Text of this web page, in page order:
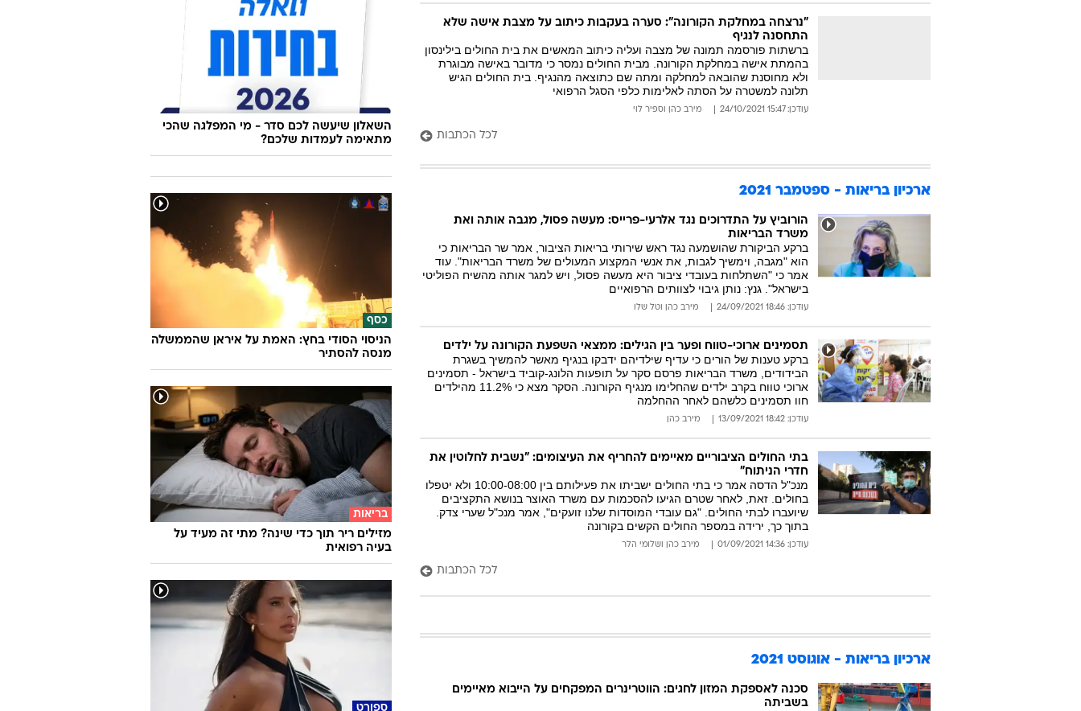
"נרצחה במחלקת הקורונה": סערה בעקבות כיתוב על מצבת אישה שלא
התחסנה לנגיף
ברשתות פורסמה תמונה של מצבה ועליה כיתוב המאשים את בית החולים בילינסון
בהמתת אישה במחלקת הקורונה. מבית החולים נמסר כי מדובר באישה מבוגרת
ולא מחוסנת שהובאה למחלקה ומתה שם כתוצאה מהנגיף. בית החולים הגיש
תלונה למשטרה על הסתה לאלימות כלפי הסגל הרפואי
עודכן: 15:47 24/10/2021 מירב כהן ספיר לוי
לכל הכתבות
ארכיון בריאות - ספטמבר 2021
הורוביץ על התדרוכים נגד אלרעי-פרייס: מעשה פסול, מגבה אותה ואת
משרד הבריאות
ברקע הביקורת שהושמעה נגד ראש שירותי בריאות הציבור, אמר שר הבריאות כי
הוא "מגבה, וימשיך לגבות, את אנשי המקצוע המעולים של משרד הבריאות". עוד
אמר כי "השתלחות בעובדי ציבור היא מעשה פסול, ויש למגר אותה מהשיח הפוליטי
בישראל". גנץ: נותן גיבוי לצוותים הרפואיים
עודכן: 18:46 24/09/2021 מירב כהן טל שלו
תסמינים ארוכי-טווח ופער בין הגילים: ממצאי השפעת הקורונה על ילדים
ברקע טענות של הורים כי עדיף שילדיהם ידבקו בנגיף מאשר להמשיך בשגרת
הבידודים, משרד הבריאות פרסם סקר על תופעות הלונג-קוביד בישראל - תסמינים
ארוכי טווח בקרב ילדים שהחלימו מנגיף הקורונה. הסקר מצא כי 11.2% מהילדים
חוו תסמינים כלשהם לאחר ההחלמה
עודכן: 18:42 13/09/2021 מירב כהן
בתי החולים הציבוריים מאיימים להחריף את העיצומים: "נשבית לחלוטין את
חדרי הניתוח"
מנכ"ל הדסה אמר כי בתי החולים ישביתו את פעילותם בין 10:00-08:00 ולא יטפלו
בחולים. זאת, לאחר שטרם הגיעו להסכמות עם משרד האוצר בנושא התקציבים
שיועברו לבתי החולים. "גם עובדי המוסדות שלנו זועקים", אמר מנכ"ל שערי צדק.
בתוך כך, ירידה במספר החולים הקשים בקורונה
עודכן: 14:36 01/09/2021 מירב כהן שלומי הלר
לכל הכתבות
ארכיון בריאות - אוגוסט 2021
סכנה לאספקת המזון לחגים: הווטרינרים המפקחים על הייבוא מאיימים
בשביתה
השאלון שיעשה לכם סדר - מי המפלגה שהכי
מתאימה לעמדות שלכם?
כסף
הניסוי הסודי בחץ: האמת על איראן שהממשלה
מנסה להסתיר
בריאות
מזילים ריר תוך כדי שינה? מתי זה מעיד על
בעיה רפואית
ספורט